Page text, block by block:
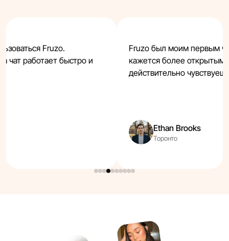
Fruzo.
чат работает быстро и
Fruzo был моим первым
кажется более открытым
действительно
Ethan Brooks
Торонто